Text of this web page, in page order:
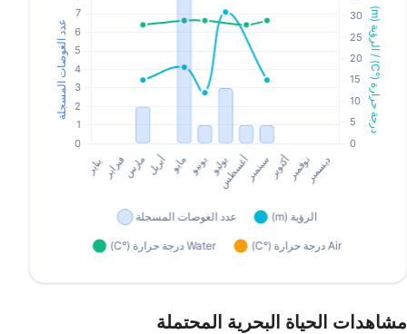
مشاهدات الحياة البحرية المحتملة